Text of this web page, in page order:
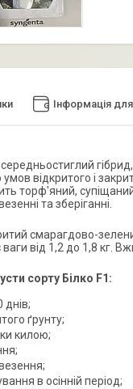
Інформація
відкритого і
торф'яний,
та зберіганні.
смарагдово-
від 1,2 до 1,8 кг.
сорту Білко F1:
днів;
ґрунту;
килою;
в осінній період;